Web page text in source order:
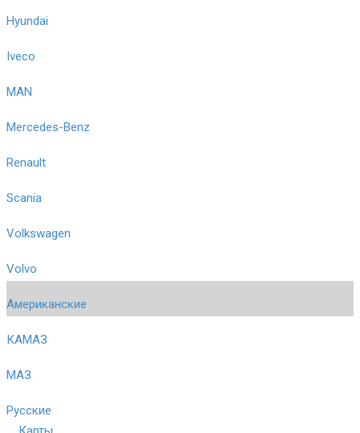
Hyundai
Iveco
MAN
Mercedes-Benz
Renault
Scania
Volkswagen
Volvo
Американские
КАМАЗ
МАЗ
Русские